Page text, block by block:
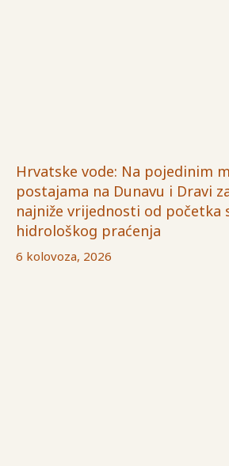
Hrvatske vode: Na pojedinim
postajama na Dunavu i Dravi
najniže vrijednosti od početka
hidrološkog praćenja
6 kolovoza, 2026